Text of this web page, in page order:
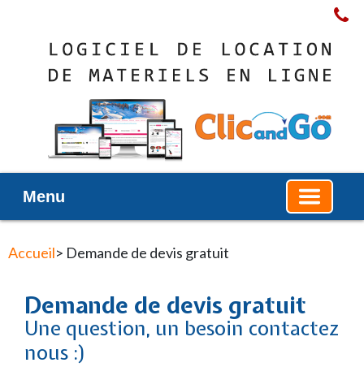
Menu
Accueil> Demande de devis gratuit
Demande de devis gratuit
Une question, un besoin contactez
nous :)